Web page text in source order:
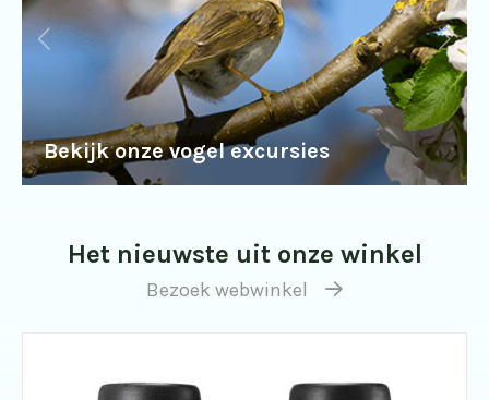
Bekijk onze vogel excursies
Het nieuwste uit onze winkel
Bezoek webwinkel